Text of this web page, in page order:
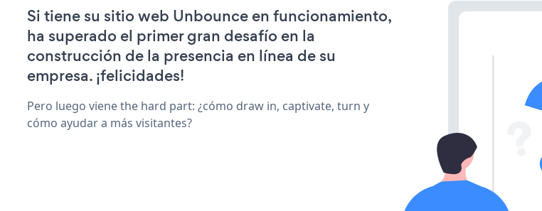
Si tiene su sitio web Unbounce en funcionamiento,
ha superado el primer gran desafío en la
construcción de la presencia en línea de su
empresa. ¡felicidades!
Pero luego viene the hard part: ¿cómo draw in, captivate, turn y
cómo ayudar a más visitantes?